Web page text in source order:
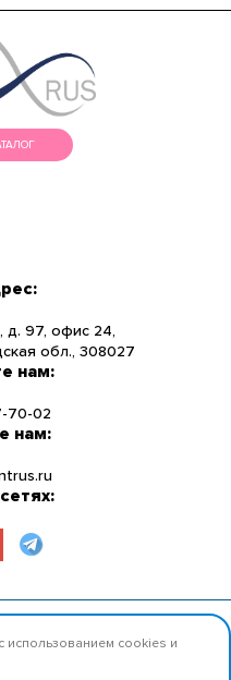
д. 97, офис 24,
обл., 308027
нам:
70-02
нам:
Все права защищены.
использованием cookies и